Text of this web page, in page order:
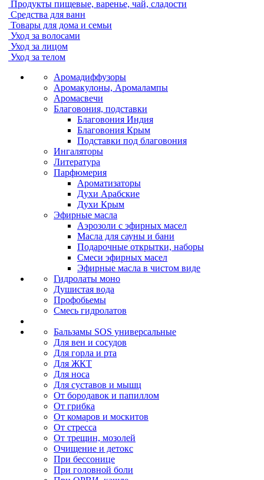
Продукты пищевые, варенье, чай, сладости
Средства для ванн
Товары для дома и семьи
Уход за волосами
Уход за лицом
Уход за телом
Аромадиффузоры
Аромакулоны, Аромалампы
Аромасвечи
Благовония, подставки
Благовония Индия
Благовония Крым
Подставки под благовония
Ингаляторы
Литература
Парфюмерия
Ароматизаторы
Духи Арабские
Духи Крым
Эфирные масла
Аэрозоли с эфирных масел
Масла для сауны и бани
Подарочные открытки, наборы
Смеси эфирных масел
Эфирные масла в чистом виде
Гидролаты моно
Душистая вода
Профобьемы
Смесь гидролатов
Бальзамы SOS универсальные
Для вен и сосудов
Для горла и рта
Для ЖКТ
Для носа
Для суставов и мышц
От бородавок и папиллом
От грибка
От комаров и москитов
От стресса
От трещин, мозолей
Очищение и детокс
При бессонице
При головной боли